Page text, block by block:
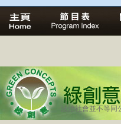
法治社會並不等同